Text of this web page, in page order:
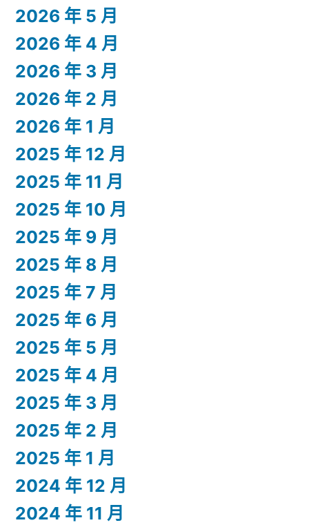
2026 年 5 月
2026 年 4 月
2026 年 3 月
2026 年 2 月
2026 年 1 月
2025 年 12 月
2025 年 11 月
2025 年 10 月
2025 年 9 月
2025 年 8 月
2025 年 7 月
2025 年 6 月
2025 年 5 月
2025 年 4 月
2025 年 3 月
2025 年 2 月
2025 年 1 月
2024 年 12 月
2024 年 11 月